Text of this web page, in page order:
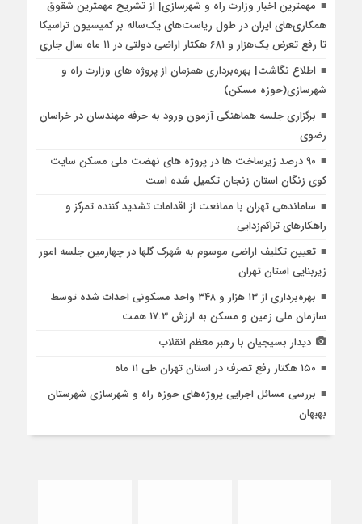
مهمترین اخبار وزارت راه و شهرسازی| از تشریح مهمترین شقوق
همکاری‌های ایران در طول ریاست‌های یک‌ساله بر کمیسیون تراسیکا
تا رفع تعرض یک‌هزار و ۶۸۱ هکتار اراضی دولتی در ۱۱ ماه سال جاری
اطلاع نگاشت| بهره‌برداری همزمان از پروژه های وزارت راه و
شهرسازی(حوزه مسکن)
برگزاری جلسه هماهنگی آزمون ورود به حرفه مهندسان در خراسان
رضوی
۹۰ درصد زیرساخت ها در پروژه های نهضت ملی مسکن سایت
کوی زنگان استان زنجان تکمیل شده است
ساماندهی تهران با ممانعت از اقدامات تشدید کننده تمرکز و
راهکارهای تراکم‌زدایی
تعیین تکلیف اراضی موسوم به شهرک گلها در چهارمین جلسه امور
زیربنایی استان تهران
بهره‌برداری از ۱۳ هزار و ۳۴۸ واحد مسکونی احداث شده توسط
سازمان ملی زمین و مسکن به ارزش ۱۷.۳ همت
دیدار بسیجیان با رهبر معظم انقلاب
۱۵۰ هکتار رفع تصرف در استان تهران طی ۱۱ ماه
بررسی مسائل اجرایی پروژه‌های حوزه راه و شهرسازی شهرستان
بهبهان